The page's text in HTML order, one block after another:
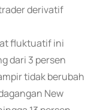
derivatif
fluktuatif ini
dari 3 persen
tidak berubah
New